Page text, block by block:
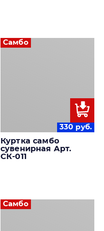
Самбо
330 руб.
Куртка самбо
сувенирная Арт.
СК-011
Самбо